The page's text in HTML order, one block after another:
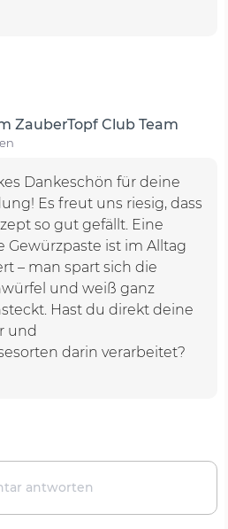
ZauberTopf Club Team
Dankeschön für deine
Es freut uns riesig, dass
so gut gefällt. Eine
Gewürzpaste ist im Alltag
– man spart sich die
und weiß ganz
Hast du direkt deine
und
darin verarbeitet?